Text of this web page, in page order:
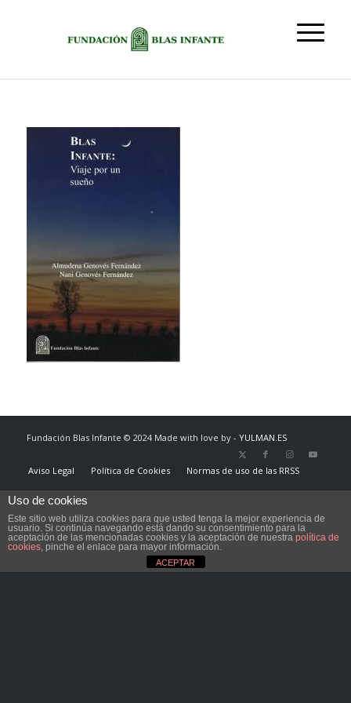
Fundación Blas Infante © 2024 Made with love by - YULMAN.ES
Aviso Legal Política de Cookies Normas de uso de las RRSS
Uso de cookies
Este sitio web utiliza cookies para que usted tenga la mejor experiencia de
usuario. Si continúa navegando está dando su consentimiento para la
aceptación de las mencionadas cookies y la aceptación de nuestra política de
cookies , pinche el enlace para mayor información.
ACEPTAR